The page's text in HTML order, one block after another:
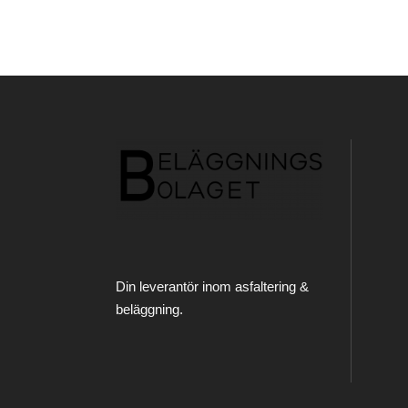
Din leverantör inom asfaltering &
beläggning.